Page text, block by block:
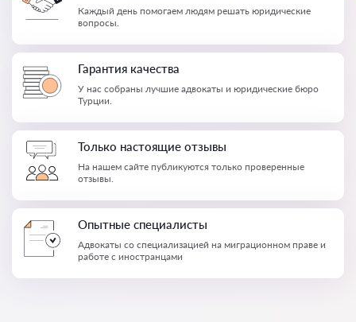
Каждый день помогаем людям решать юридические
вопросы.
Гарантия качества
У нас собраны лучшие адвокаты и юридические бюро
Турции.
Только настоящие отзывы
На нашем сайте публикуются только проверенные
отзывы.
Опытные специалисты
Адвокаты со специализацией на миграционном праве и
работе с иностранцами